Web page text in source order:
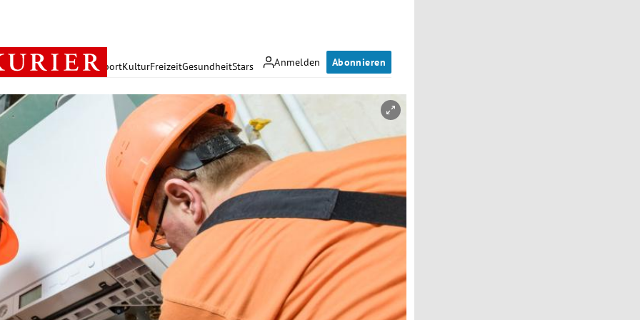
Anmelden Abonnieren
PolitikWirtschaft SportKulturFreizeitGesundheitStars